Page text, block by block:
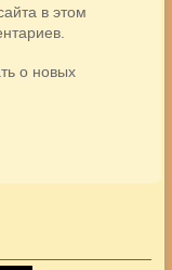
в этом
о новых